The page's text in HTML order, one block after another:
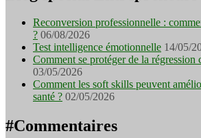
Reconversion professionnelle :
? 06/08/2026
Test intelligence émotionnelle 14/05/
Comment se protéger de la régression
03/05/2026
Comment les soft skills peuvent
santé ? 02/05/2026
#Commentaires